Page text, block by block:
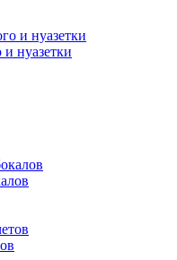
нуазетки